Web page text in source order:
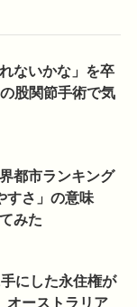
ないかな」を卒
股関節手術で気
都市ランキング
すさ」の意味
みた
にした永住権が
オーストラリア